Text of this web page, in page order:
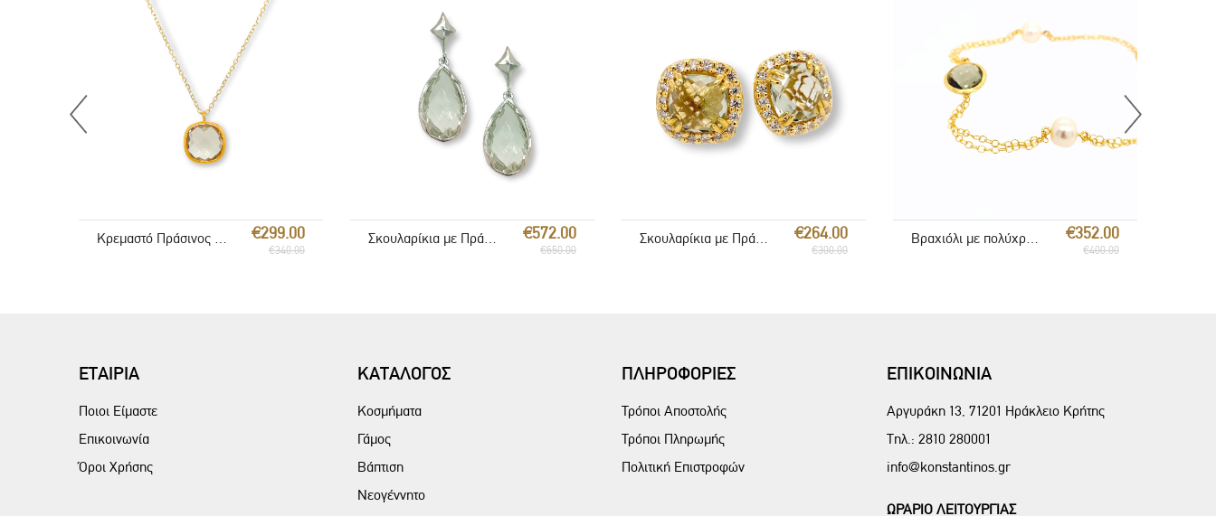
€299.00
€340.00
€572.00
€650.00
€264.00
€300.00
€352.00
€400.00
ΕΤΑΙΡΙΑ
Ποιοι Είμαστε
Επικοινωνία
Όροι Χρήσης
ΚΑΤΑΛΟΓΟΣ
Κοσμήματα
Γάμος
Βάπτιση
Νεογέννητο
ΠΛΗΡΟΦΟΡΙΕΣ
Τρόποι Αποστολής
Τρόποι Πληρωμής
Πολιτική Επιστροφών
ΕΠΙΚΟΙΝΩΝΙΑ
Αργυράκη 13, 71201 Ηράκλειο Κρήτης
Τηλ.: 2810 280001
info@konstantinos.gr
ΩΡΑΡΙΟ ΛΕΙΤΟΥΡΓΙΑΣ